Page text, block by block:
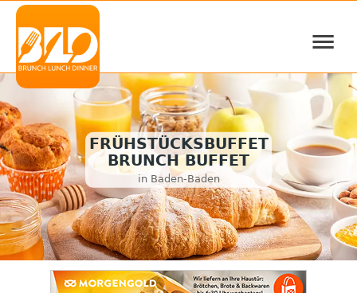
≡
FRÜHSTÜCKSBUFFET
BRUNCH BUFFET
in Baden-Baden